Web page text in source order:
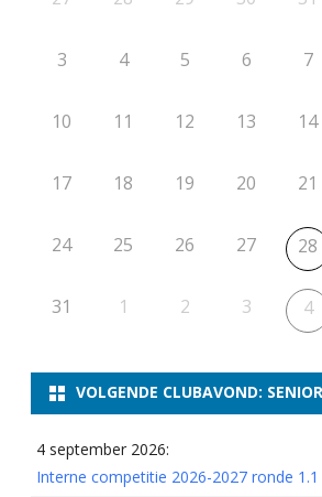
3 4 5 6 7
10 11 12 13 14
17 18 19 20 21
24 25 26 27 28
31 1 2 3 4
VOLGENDE CLUBAVOND:
4 september 2026:
Interne competitie 2026-2027 ronde 1.1